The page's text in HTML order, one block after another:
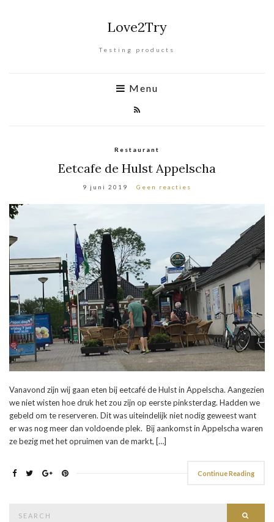
Love2Try
Testing products
Menu
Restaurant
Eetcafe de Hulst Appelscha
9 juni 2019 Geen reacties
Vanavond zijn wij gaan eten bij eetcafé de Hulst in Appelscha. Aangezien
we niet wisten hoe druk het zou zijn op eerste pinksterdag. Hadden we
gebeld om te reserveren. Dit was uiteindelijk niet nodig geweest want
er was nog meer dan voldoende plek. Bij aankomst in Appelscha waren
ze bezig met het opruimen van de markt, […]
Continue Reading